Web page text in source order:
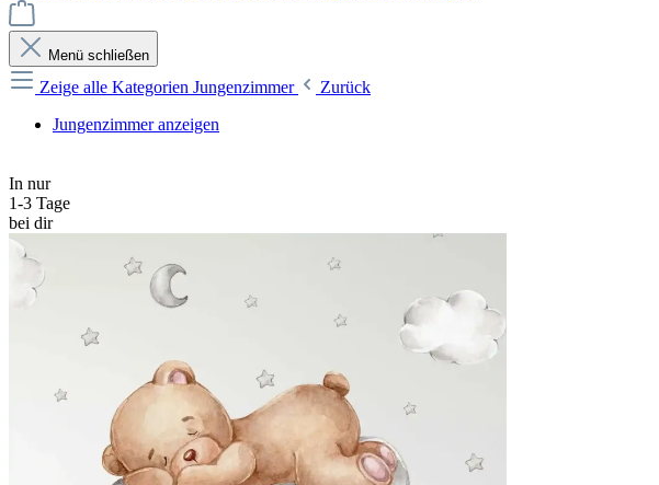
Menü schließen
Zeige alle Kategorien Jungenzimmer
Zurück
Jungenzimmer anzeigen
In nur
1-3 Tage
bei dir